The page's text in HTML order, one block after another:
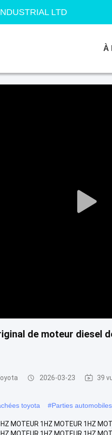
LTD
À
Play
de moteur diesel
2026-03-23 39
toyota #Parties
MOTEUR 1HZ MOTEUR 1HZ
MOTEUR 1HZ MOTEUR 1HZ